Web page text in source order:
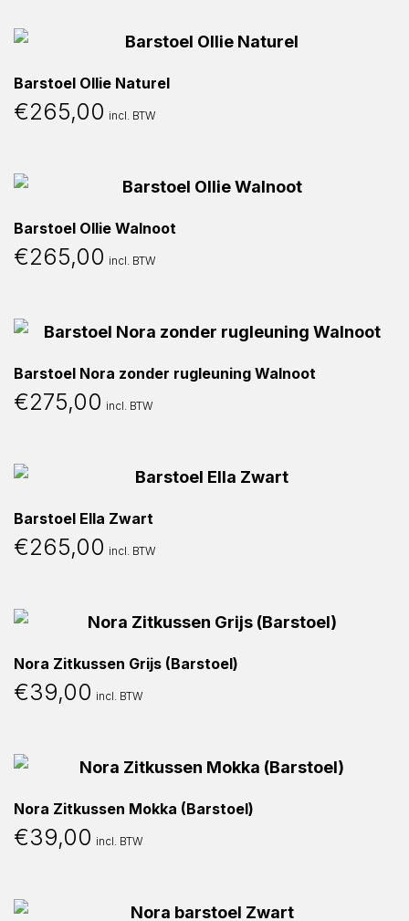
Barstoel Ollie Naturel
€265,00 incl. BTW
Barstoel Ollie Walnoot
€265,00 incl. BTW
Barstoel Nora zonder rugleuning Walnoot
€275,00 incl. BTW
Barstoel Ella Zwart
€265,00 incl. BTW
Nora Zitkussen Grijs (Barstoel)
€39,00 incl. BTW
Nora Zitkussen Mokka (Barstoel)
€39,00 incl. BTW